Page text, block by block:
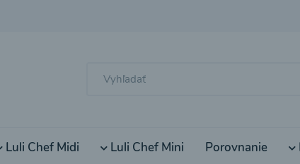
Luli Chef Midi Luli Chef Mini Porovnanie